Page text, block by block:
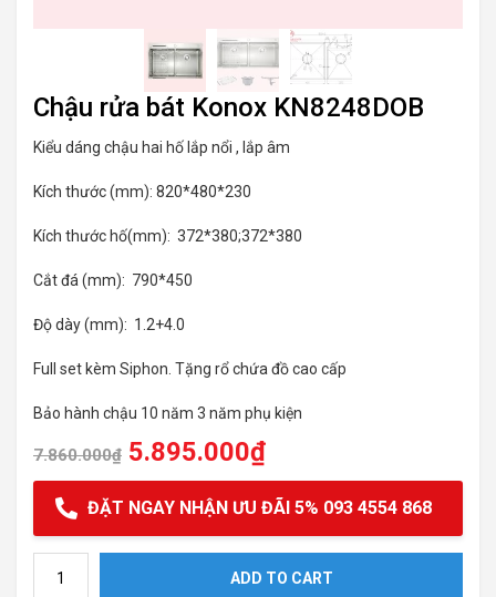
Chậu rửa bát Konox KN8248DOB
Kiểu dáng chậu hai hố lắp nổi , lắp âm
Kích thước (mm): 820*480*230
Kích thước hố(mm): 372*380;372*380
Cắt đá (mm): 790*450
Độ dày (mm): 1.2+4.0
Full set kèm Siphon. Tặng rổ chứa đồ cao cấp
Bảo hành chậu 10 năm 3 năm phụ kiện
7.860.000₫ 5.895.000₫
ĐẶT NGAY NHẬN ƯU ĐÃI 5% 093 4554 868
ADD TO CART